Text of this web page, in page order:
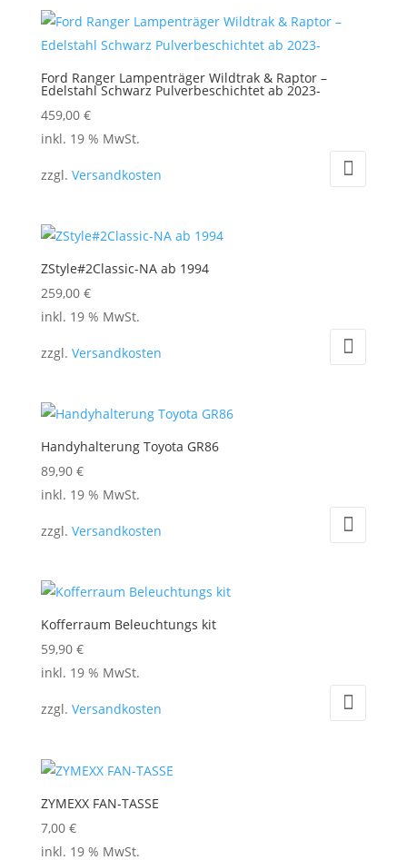
Ford Ranger Lampenträger Wildtrak & Raptor –
Edelstahl Schwarz Pulverbeschichtet ab 2023-
459,00 €
inkl. 19 % MwSt.
zzgl. Versandkosten
ZStyle#2Classic-NA ab 1994
259,00 €
inkl. 19 % MwSt.
zzgl. Versandkosten
Handyhalterung Toyota GR86
89,90 €
inkl. 19 % MwSt.
zzgl. Versandkosten
Kofferraum Beleuchtungs kit
59,90 €
inkl. 19 % MwSt.
zzgl. Versandkosten
ZYMEXX FAN-TASSE
7,00 €
inkl. 19 % MwSt.